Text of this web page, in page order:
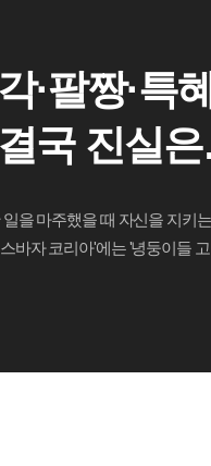
·팔짱·특
국 진실은
스바자')
을 마주했을 때 자신을 지키
바자 코리아'에는 '녕둥이들